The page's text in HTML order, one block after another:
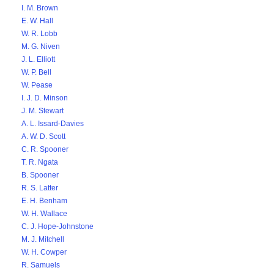
I. M. Brown
E. W. Hall
W. R. Lobb
M. G. Niven
J. L. Elliott
W. P. Bell
W. Pease
I. J. D. Minson
J. M. Stewart
A. L. Issard-Davies
A. W. D. Scott
C. R. Spooner
T. R. Ngata
B. Spooner
R. S. Latter
E. H. Benham
W. H. Wallace
C. J. Hope-Johnstone
M. J. Mitchell
W. H. Cowper
R. Samuels